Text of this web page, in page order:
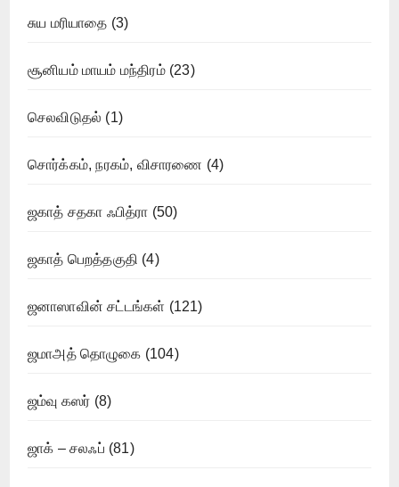
சுய மரியாதை (3)
சூனியம் மாயம் மந்திரம்(23)
செலவிடுதல் (1)
சொர்க்கம், நரகம், விசாரணை (4)
ஜகாத் சதகா ஃபித்ரா (50)
ஜகாத் பெறத்தகுதி (4)
ஜனாஸாவின் சட்டங்கள் (121)
ஜமாஅத் தொழுகை (104)
ஜம்வு கஸர் (8)
ஜாக் – சலஃப் (81)